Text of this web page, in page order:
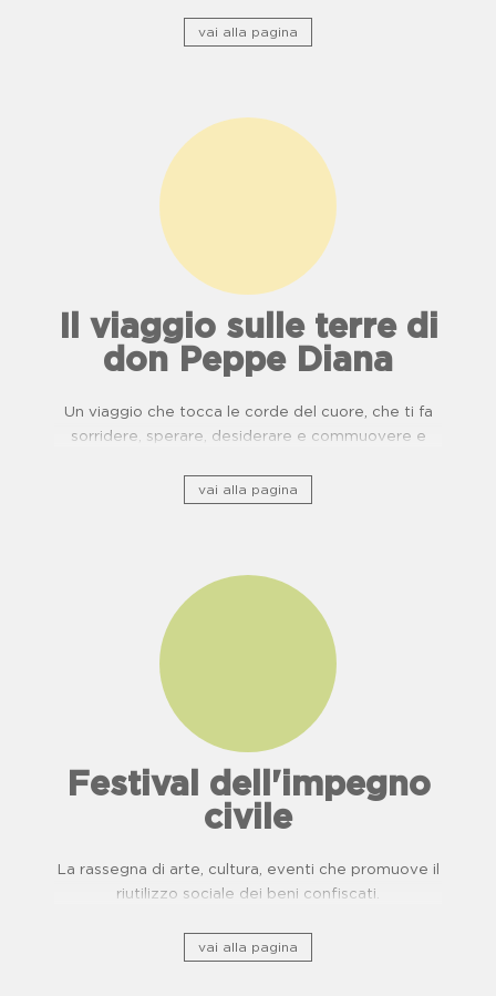
vai alla pagina
Il viaggio sulle terre di
don Peppe Diana
Un viaggio che tocca le corde del cuore, che ti fa
sorridere, sperare, desiderare e commuovere e
di usanze, cucina e buone pratiche.
vai alla pagina
Festival dell'impegno
civile
La rassegna di arte, cultura, eventi che promuove il
riutilizzo sociale dei beni confiscati.
vai alla pagina